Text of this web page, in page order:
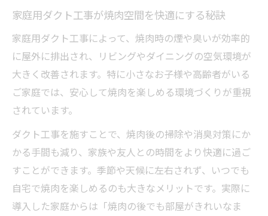
家庭用ダクト工事が焼肉空間を快適にする秘訣
家庭用ダクト工事によって、焼肉時の煙や臭いが効率的
に屋外に排出され、リビングやダイニングの空気環境が
大きく改善されます。特に小さなお子様や高齢者がいる
ご家庭では、安心して焼肉を楽しめる環境づくりが重視
されています。
ダクト工事を施すことで、焼肉後の掃除や消臭対策にか
かる手間も減り、家族や友人との時間をより快適に過ご
すことができます。季節や天候に左右されず、いつでも
自宅で焼肉を楽しめるのも大きなメリットです。実際に
導入した家庭からは「焼肉の後でも部屋がきれいなま